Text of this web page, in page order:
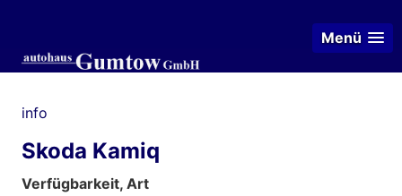
Menü
info
Skoda Kamiq
Verfügbarkeit, Art